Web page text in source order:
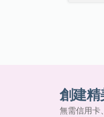
創建
無需信用卡